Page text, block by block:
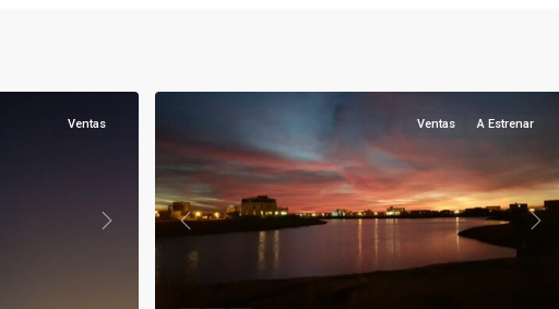
Next
Ventas
Previous Next
Ventas A Estrenar